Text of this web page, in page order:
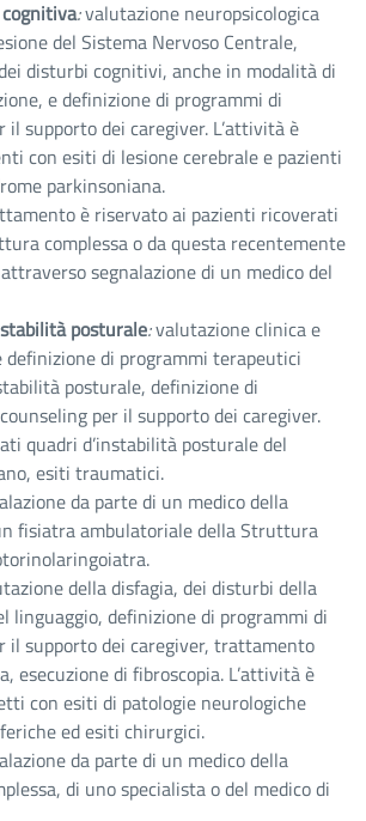
:valutazione neuropsicologica
del Sistema Nervoso Centrale,
disturbi cognitivi, anche in modalità di
e definizione di programmi di
il supporto dei caregiver. L’attività è
con esiti di lesione cerebrale e pazienti
parkinsoniana.
è riservato ai pazienti ricoverati
complessa o da questa recentemente
segnalazione di un medico del
posturale:valutazione clinica e
di programmi terapeutici
posturale, definizione di
per il supporto dei caregiver.
quadri d’instabilità posturale del
esiti traumatici.
da parte di un medico della
fisiatra ambulatoriale della Struttura
della disfagia, dei disturbi della
linguaggio, definizione di programmi di
il supporto dei caregiver, trattamento
esecuzione di fibroscopia. L’attività è
con esiti di patologie neurologiche
ed esiti chirurgici.
da parte di un medico della
di uno specialista o del medico di